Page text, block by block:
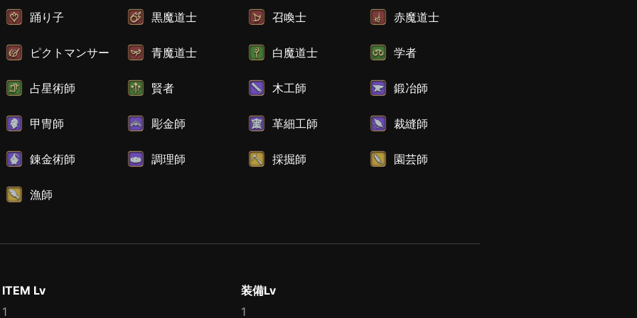
踊り子 黒魔道士 召喚士 赤魔道士
ピクトマンサー 青魔道士 白魔道士 学者
占星術師 賢者 木工師 鍛冶師
甲冑師 彫金師 革細工師 裁縫師
錬金術師 調理師 採掘師 園芸師
漁師
ITEM Lv
1
装備Lv
1